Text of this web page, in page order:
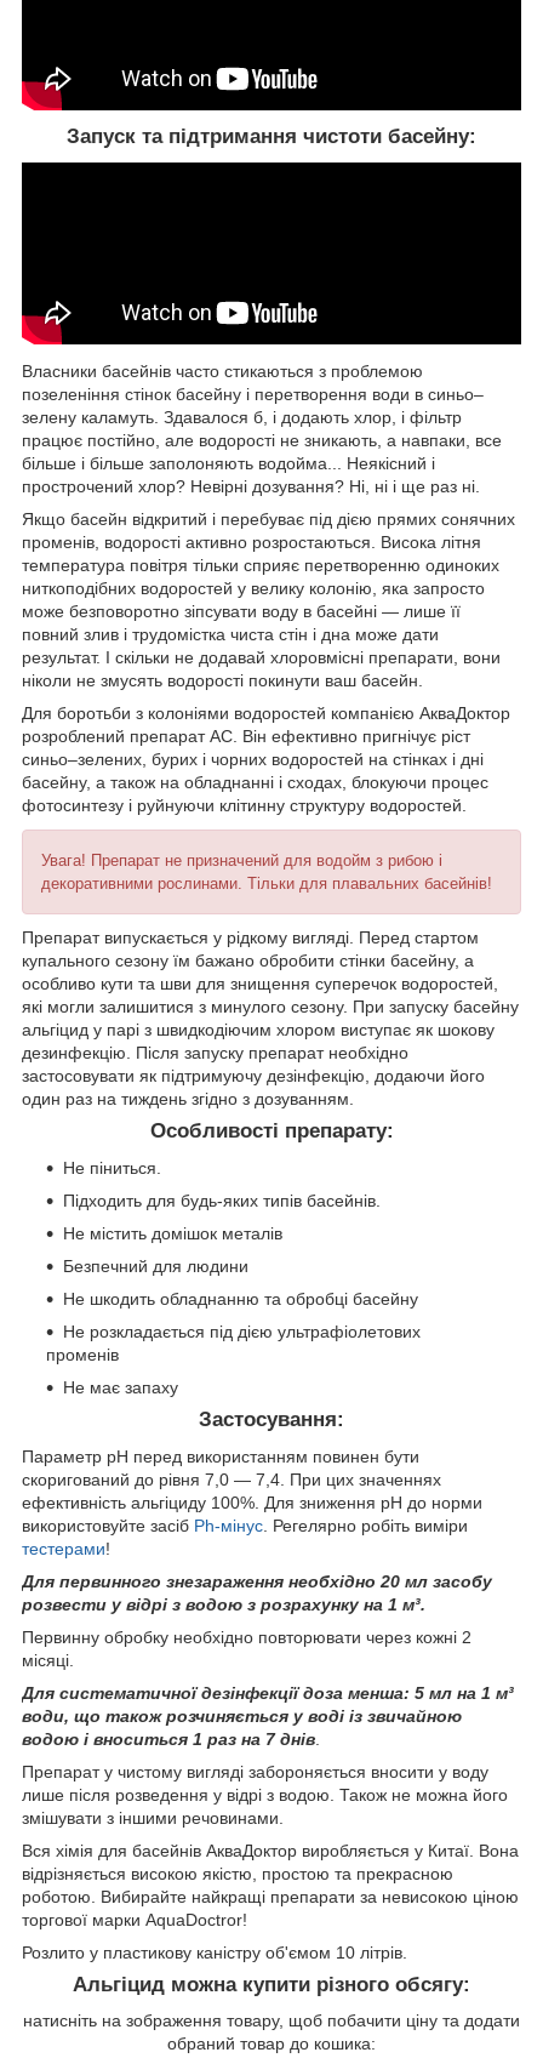
Запуск та підтримання чистоти басейну:
Власники басейнів часто стикаються з проблемою
позеленіння стінок басейну і перетворення води в синьо–
зелену каламуть. Здавалося б, і додають хлор, і фільтр
працює постійно, але водорості не зникають, а навпаки, все
більше і більше заполоняють водойма... Неякісний і
прострочений хлор? Невірні дозування? Ні, ні і ще раз ні.
Якщо басейн відкритий і перебуває під дією прямих сонячних
променів, водорості активно розростаються. Висока літня
температура повітря тільки сприяє перетворенню одиноких
ниткоподібних водоростей у велику колонію, яка запросто
може безповоротно зіпсувати воду в басейні — лише її
повний злив і трудомістка чиста стін і дна може дати
результат. І скільки не додавай хлоровмісні препарати, вони
ніколи не змусять водорості покинути ваш басейн.
Для боротьби з колоніями водоростей компанією АкваДоктор
розроблений препарат AC. Він ефективно пригнічує ріст
синьо–зелених, бурих і чорних водоростей на стінках і дні
басейну, а також на обладнанні і сходах, блокуючи процес
фотосинтезу і руйнуючи клітинну структуру водоростей.
Увага! Препарат не призначений для водойм з рибою і
декоративними рослинами. Тільки для плавальних басейнів!
Препарат випускається у рідкому вигляді. Перед стартом
купального сезону їм бажано обробити стінки басейну, а
особливо кути та шви для знищення суперечок водоростей,
які могли залишитися з минулого сезону. При запуску басейну
альгіцид у парі з швидкодіючим хлором виступає як шокову
дезинфекцію. Після запуску препарат необхідно
застосовувати як підтримуючу дезінфекцію, додаючи його
один раз на тиждень згідно з дозуванням.
Особливості препарату:
Не піниться.
Підходить для будь-яких типів басейнів.
Не містить домішок металів
Безпечний для людини
Не шкодить обладнанню та обробці басейну
Не розкладається під дією ультрафіолетових
променів
Не має запаху
Застосування:
Параметр pH перед використанням повинен бути
скоригований до рівня 7,0 — 7,4. При цих значеннях
ефективність альгіциду 100%. Для зниження pH до норми
використовуйте засіб Ph-мінус . Регeлярно робіть виміри
тестерами!
Для первинного знезараження необхідно 20 мл засобу
розвести у відрі з водою з розрахунку на 1 м³.
Первинну обробку необхідно повторювати через кожні 2
місяці.
Для систематичної дезінфекції доза менша: 5 мл на 1 м³
води, що також розчиняється у воді із звичайною
водою і вноситься 1 раз на 7 днів
Препарат у чистому вигляді забороняється вносити у воду
лише після розведення у відрі з водою. Також не можна його
змішувати з іншими речовинами.
Вся хімія для басейнів АкваДоктор виробляється у Китаї. Вона
відрізняється високою якістю, простою та прекрасною
роботою. Вибирайте найкращі препарати за невисокою ціною
торгової марки AquaDoctror!
Розлито у пластикову каністру об'ємом 10 літрів.
Альгіцид можна купити різного обсягу:
натисніть на зображення товару, щоб побачити ціну та додати
обраний товар до кошика: